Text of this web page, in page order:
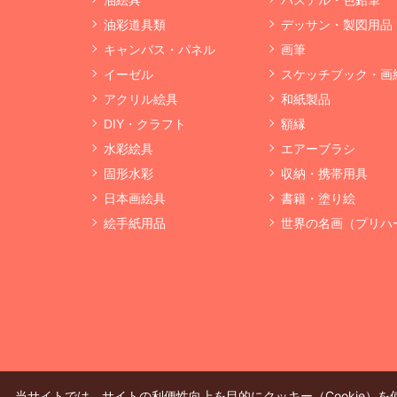
油彩道具類
キャンバス・パネル
イーゼル
アクリル絵具
DIY・クラフト
水彩絵具
固形水彩
日本画絵具
絵手紙用品
デッサン・製図用品
画筆
スケッチブック・画
和紙製品
額縁
エアーブラシ
収納・携帯用具
書籍・塗り絵
世界の名画（プリハ